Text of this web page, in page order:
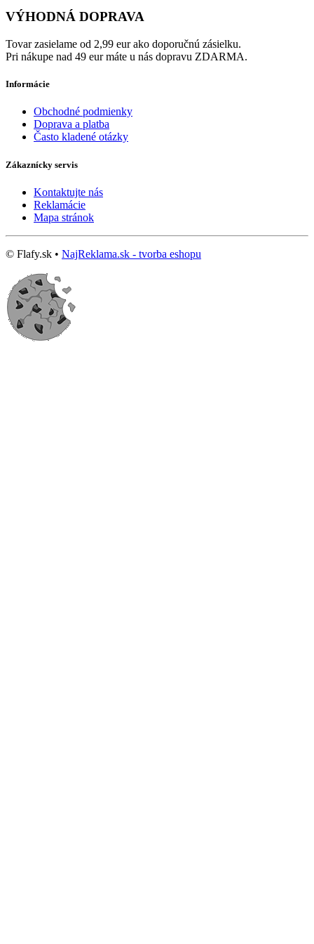
VÝHODNÁ DOPRAVA
Tovar zasielame od 2,99 eur ako doporučnú zásielku.
Pri nákupe nad 49 eur máte u nás dopravu ZDARMA.
Informácie
Obchodné podmienky
Doprava a platba
Často kladené otázky
Zákaznícky servis
Kontaktujte nás
Reklamácie
Mapa stránok
© Flafy.sk • NajReklama.sk - tvorba eshopu